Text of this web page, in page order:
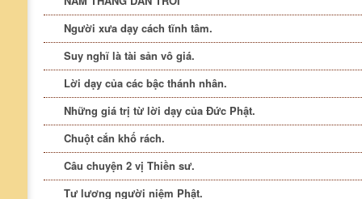
Người xưa dạy cách tĩnh tâm.
Suy nghĩ là tài sản vô giá.
Lời dạy của các bậc thánh nhân.
Những giá trị từ lời dạy của Đức Phật.
Chuột cắn khố rách.
Câu chuyện 2 vị Thiền sư.
Tư lương người niệm Phật.